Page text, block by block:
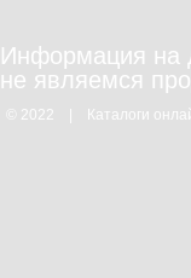
Информация на
не являемся
© 2022 | Каталоги